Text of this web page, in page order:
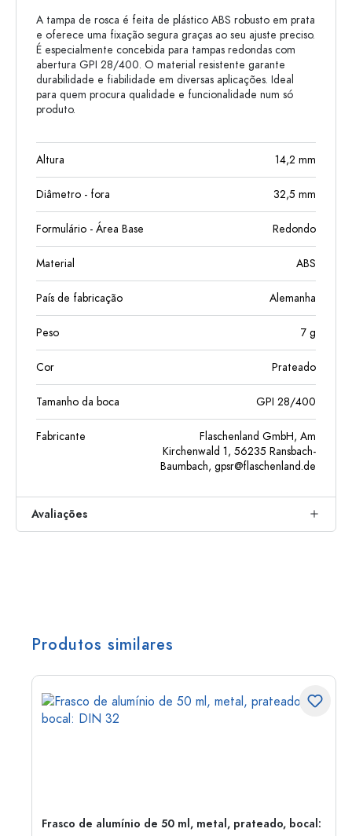
A tampa de rosca é feita de plástico ABS robusto em prata
e oferece uma fixação segura graças ao seu ajuste preciso.
É especialmente concebida para tampas redondas com
abertura GPI 28/400. O material resistente garante
durabilidade e fiabilidade em diversas aplicações. Ideal
para quem procura qualidade e funcionalidade num só
produto.
Altura 14,2 mm
Diâmetro - fora 32,5 mm
Formulário - Área Base Redondo
Material ABS
País de fabricação Alemanha
Peso 7 g
Cor Prateado
Tamanho da boca GPI 28/400
Fabricante
Flaschenland GmbH, Am
Kirchenwald 1, 56235 Ransbach-
Baumbach, gpsr@flaschenland.de
Avaliações
Produtos similares
Frasco de alumínio de 50 ml, metal, prateado, bocal: